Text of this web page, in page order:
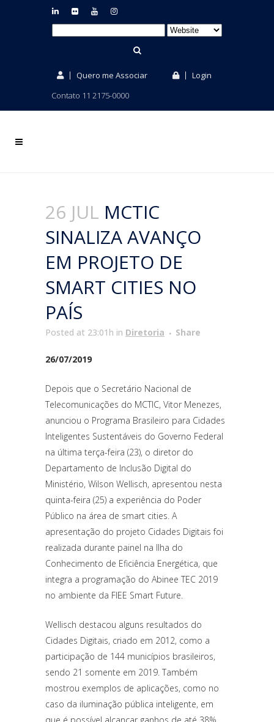
Quero me Associar
Login
Contato 11 2175-0000
26 JUL MCTIC
SINALIZA AVANÇO
EM PROJETO DE
SMART CITIES NO
PAÍS
Posted at 23:01h in Diretoria Share
26/07/2019
Depois que o Secretário Nacional de
Telecomunicações do MCTIC, Vitor Menezes,
anunciou o Programa Brasileiro para Cidades
Inteligentes Sustentáveis do Governo Federal
na última terça-feira (23), o diretor do
Departamento de Inclusão Digital do
Ministério, Wilson Wellisch, apresentou nesta
quinta-feira (25) a experiência do Poder
Público na área de smart cities. A
apresentação do projeto Cidades Digitais foi
realizada durante painel na Ilha do
Conhecimento de Eficiência Energética, que
integra a programação do Abinee TEC 2019
no ambiente da FIEE Smart Future.
Wellisch destacou alguns resultados do
Cidades Digitais, criado em 2012, como a
participação de 144 municípios brasileiros,
sendo 21 somente em 2019. Também
mostrou exemplos de aplicações, como no
caso da iluminação pública inteligente, em